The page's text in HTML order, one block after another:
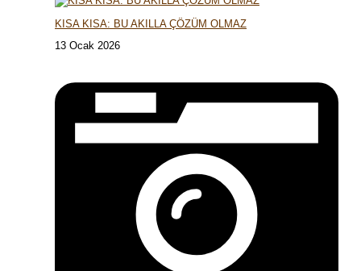
KISA KISA: BU AKILLA ÇÖZÜM OLMAZ
13 Ocak 2026